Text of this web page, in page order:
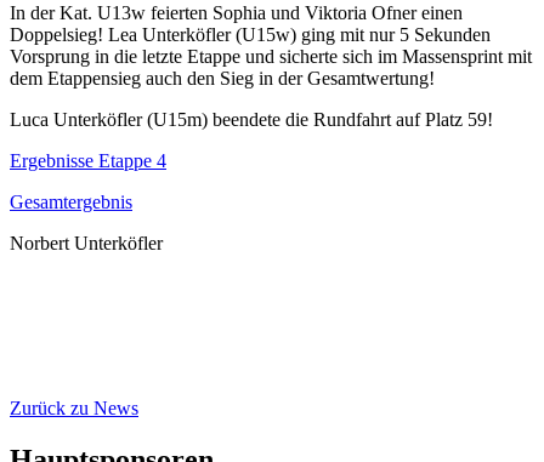
In der Kat. U13w feierten Sophia und Viktoria Ofner einen
Doppelsieg! Lea Unterköfler (U15w) ging mit nur 5 Sekunden
Vorsprung in die letzte Etappe und sicherte sich im Massensprint mit
dem Etappensieg auch den Sieg in der Gesamtwertung!
Luca Unterköfler (U15m) beendete die Rundfahrt auf Platz 59!
Ergebnisse Etappe 4
Gesamtergebnis
Norbert Unterköfler
Zurück zu News